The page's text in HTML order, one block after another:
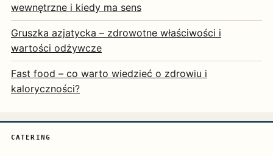
wewnętrzne i kiedy ma sens
Gruszka azjatycka – zdrowotne właściwości i
wartości odżywcze
Fast food – co warto wiedzieć o zdrowiu i
kaloryczności?
CATERING